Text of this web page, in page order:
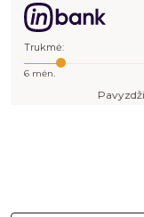
Trukmė:
6 mėn.
Pavyzdžiui,